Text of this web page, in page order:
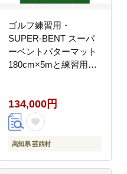
ゴルフ練習用・
SUPER-BENT スーパ
ーベントパターマット
180cm×5mと練習用具
トレーニングリング付
き）
134,000円
高知県 芸西村